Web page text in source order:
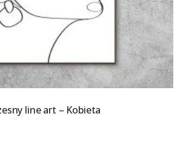
line art – Kobieta